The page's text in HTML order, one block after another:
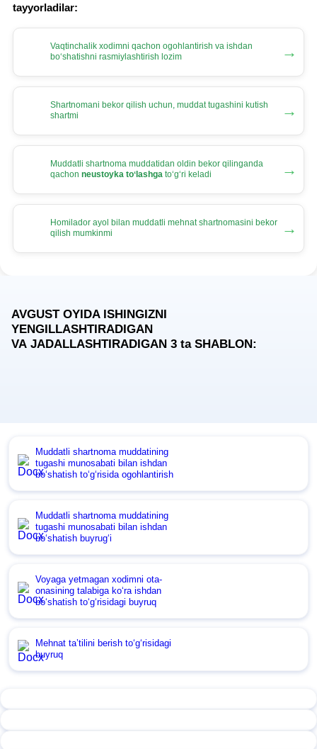
tayyorladilar:
Vaqtinchalik хodimni qachon ogohlantirish va ishdan
boʻshatishni rasmiylashtirish lozim
→
Shartnomani bekor qilish uchun, muddat tugashini kutish
shartmi
→
Muddatli shartnoma muddatidan oldin bekor qilinganda
qachon neustoyka toʻlashga toʻgʻri keladi →
Homilador ayol bilan muddatli mehnat shartnomasini bekor
qilish mumkinmi
→
AVGUST OYIDA ISHINGIZNI
YENGILLASHTIRADIGAN
VA JADALLASHTIRADIGAN 3 taSHABLON:
Muddatli shartnoma muddatining
tugashi munosabati bilan ishdan
boʻshatish toʻgʻrisida ogohlantirish
Muddatli shartnoma muddatining
tugashi munosabati bilan ishdan
boʻshatish buyrugʻi
Voyaga yetmagan хodimni ota-
onasining talabiga koʻra ishdan
boʻshatish toʻgʻrisidagi buyruq
Mehnat ta’tilini berish toʻgʻrisidagi
buyruq